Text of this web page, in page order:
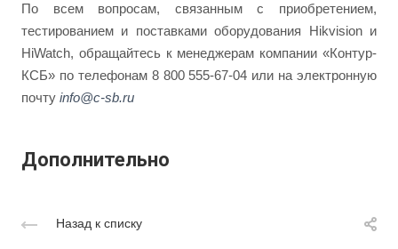
По всем вопросам, связанным с приобретением,
тестированием и поставками оборудования Hikvision и
HiWatch, обращайтесь к менеджерам компании «Контур-
КСБ» по телефонам 8 800 555-67-04 или на электронную
почту info@c-sb.ru
Дополнительно
Назад к списку